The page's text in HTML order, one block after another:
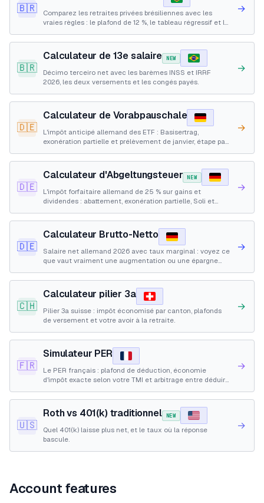
🇧🇷
Comparez les retraites privées brésiliennes avec les
vraies règles : le plafond de 12 %, le tableau régressif et le
→
🇧🇷
Calculateur de 13e salaire NEW
Décimo terceiro net avec les barèmes INSS et IRRF
2026, les deux versements et les congés payés.
→
🇩🇪
Calculateur de Vorabpauschale
L'impôt anticipé allemand des ETF : Basisertrag,
exonération partielle et prélèvement de janvier, étape par
→
🇩🇪
Calculateur d'Abgeltungsteuer NEW
L'impôt forfaitaire allemand de 25 % sur gains et
dividendes : abattement, exonération partielle, Soli et
→
🇩🇪
Calculateur Brutto-Netto
Salaire net allemand 2026 avec taux marginal : voyez ce
que vaut vraiment une augmentation ou une épargne
→
🇨🇭
Calculateur pilier 3a
Pilier 3a suisse : impôt économisé par canton, plafonds
de versement et votre avoir à la retraite.
→
🇫🇷
Simulateur PER
Le PER français : plafond de déduction, économie
d'impôt exacte selon votre TMI et arbitrage entre déduire
→
🇺🇸
Roth vs 401(k) traditionnel NEW
Quel 401(k) laisse plus net, et le taux où la réponse
bascule.
→
Account features